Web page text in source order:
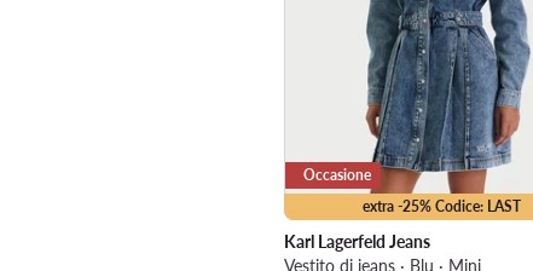
extra -25% Codice: LAST
Occasione
Karl Lagerfeld Jeans
Vestito di jeans · Blu · Mini